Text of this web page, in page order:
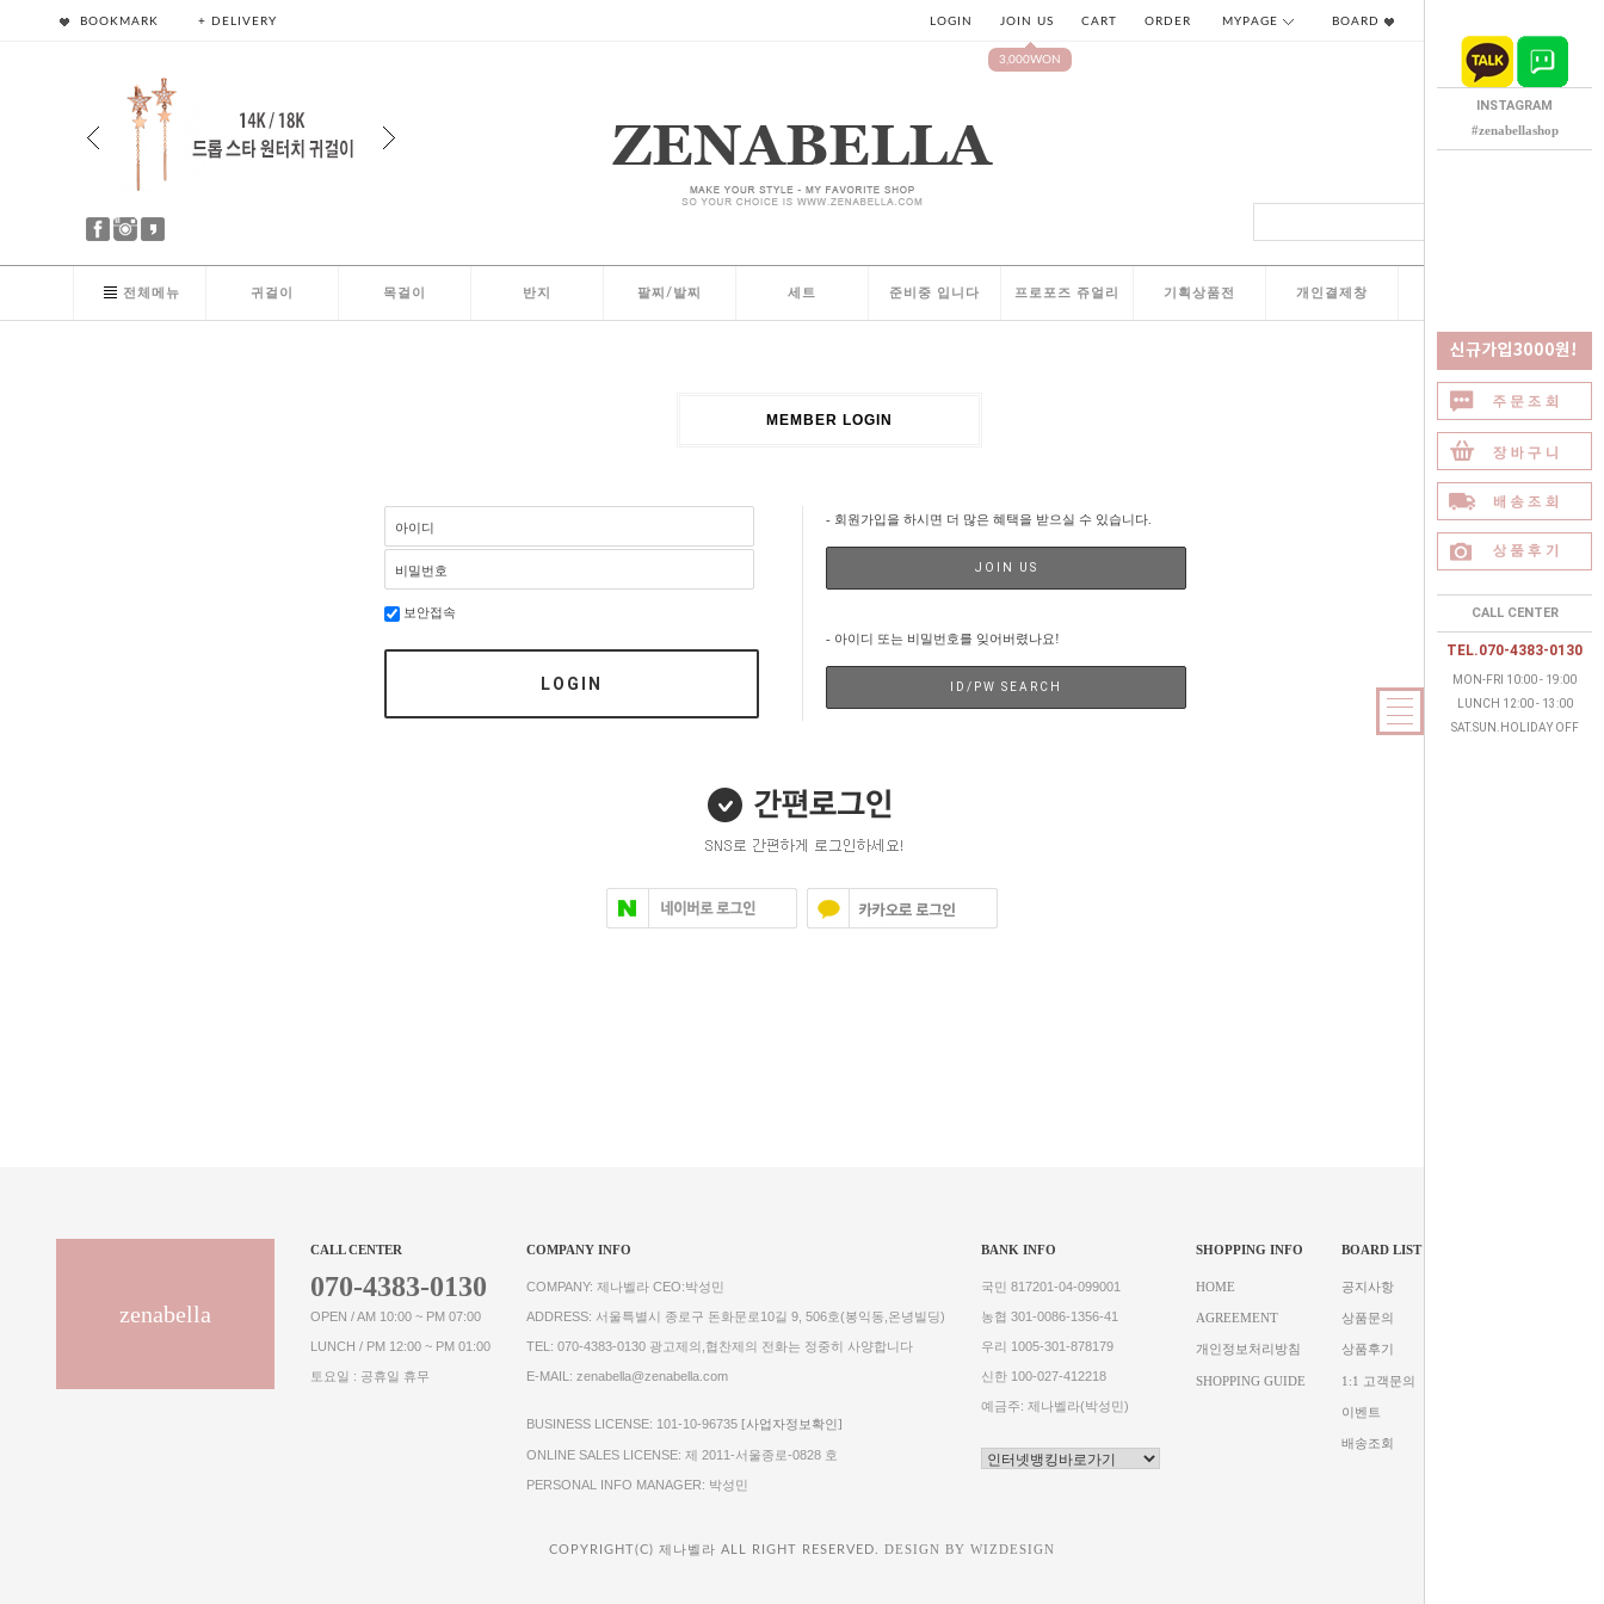
INSTAGRAM
#zenabellashop
CALL CENTER
TEL.070-4383-0130
MON-FRI 10:00 - 19:00
LUNCH 12:00 - 13:00
SAT.SUN.HOLIDAY OFF
BOOKMARK + DELIVERY LOGIN JOIN US
3,000WON
CART ORDER MYPAGE BOARD
전체메뉴 귀걸이 목걸이 반지 팔찌/발찌 세트 준비중 입니다 프로포즈 쥬얼리 기획상품전 개인결제창
MEMBER LOGIN
아이디
비밀번호
LOGIN
보안접속
- 회원가입을 하시면 더 많은 혜택을 받으실 수 있습니다.
JOIN US
- 아이디 또는 비밀번호를 잊어버렸나요!
ID/PW SEARCH
zenabella
CALL CENTER
070-4383-0130
OPEN / AM 10:00 ~ PM 07:00
LUNCH / PM 12:00 ~ PM 01:00
토요일 : 공휴일 휴무
COMPANY INFO
COMPANY: 제나벨라 CEO:박성민
ADDRESS: 서울특별시 종로구 돈화문로10길 9, 506호(봉익동,온녕빌딩)
TEL: 070-4383-0130 광고제의,협찬제의 전화는 정중히 사양합니다
E-MAIL: zenabella@zenabella.com
BUSINESS LICENSE: 101-10-96735 [사업자정보확인]
ONLINE SALES LICENSE: 제 2011-서울종로-0828 호
PERSONAL INFO MANAGER: 박성민
BANK INFO
국민 817201-04-099001
농협 301-0086-1356-41
우리 1005-301-878179
신한 100-027-412218
예금주: 제나벨라(박성민)
SHOPPING INFO
HOME
AGREEMENT
개인정보처리방침
SHOPPING GUIDE
BOARD LIST
공지사항
상품문의
상품후기
1:1 고객문의
이벤트
배송조회
COPYRIGHT(C) 제나벨라 ALL RIGHT RESERVED. DESIGN BY WIZDESIGN